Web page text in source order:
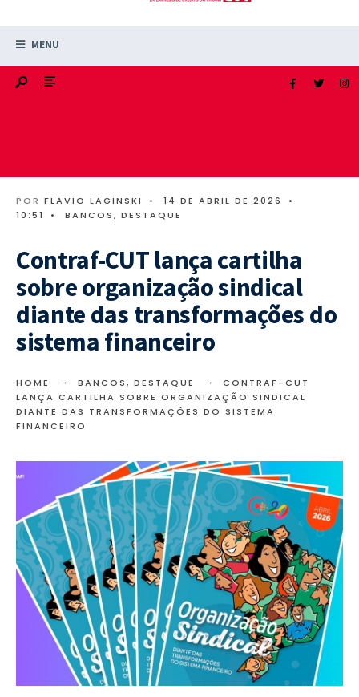
MENU
POR FLAVIO LAGINSKI • 14 DE ABRIL DE 2026
•
10:51
• BANCOS, DESTAQUE
Contraf-CUT lança cartilha
sobre organização sindical
diante das transformações do
sistema financeiro
HOME BANCOS, DESTAQUE
CONTRAF-CUT
LANÇA CARTILHA SOBRE ORGANIZAÇÃO SINDICAL
DIANTE DAS TRANSFORMAÇÕES DO SISTEMA
FINANCEIRO